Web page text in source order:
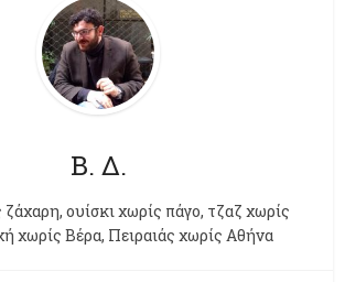
Β. Δ.
ουίσκι χωρίς πάγο, τζαζ χωρίς
χωρίς Βέρα, Πειραιάς χωρίς Αθήνα